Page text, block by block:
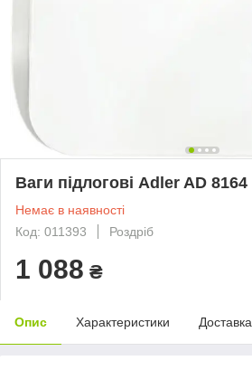
Ваги підлогові Adler AD 8164
Немає в наявності
Код: 011393
Роздріб
1 088 ₴
Опис Характеристики Доставка